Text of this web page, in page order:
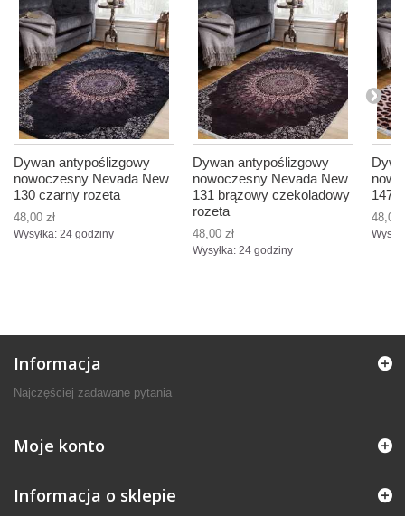
Dywan antypoślizgowy
nowoczesny Nevada New
130 czarny rozeta
48,00 zł
Wysyłka: 24 godziny
Dywan antypoślizgowy
nowoczesny Nevada New
131 brązowy czekoladowy
rozeta
48,00 zł
Wysyłka: 24 godziny
147
48,00
Informacja
Najczęściej zadawane pytania
Moje konto
Informacja o sklepie